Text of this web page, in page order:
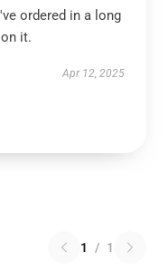
ordered in a long
it.
Apr 12, 2025
1 / 1